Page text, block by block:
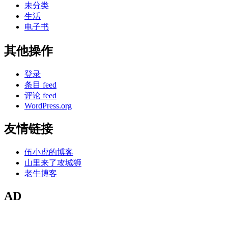
未分类
生活
电子书
其他操作
登录
条目 feed
评论 feed
WordPress.org
友情链接
伍小虎的博客
山里来了攻城狮
老牛博客
AD